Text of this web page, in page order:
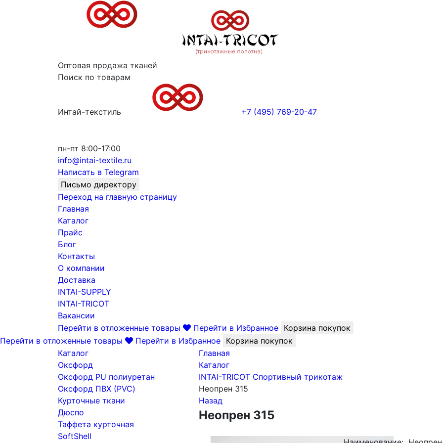
Оптовая продажа тканей
Поиск по товарам
Интай-текстиль +7 (495) 769-20-47
пн-пт 8:00-17:00
info@intai-textile.ru
Написать в Telegram
Письмо директору
Переход на главную страницу
Главная
Каталог
Прайс
Блог
Контакты
О компании
Доставка
INTAI-SUPPLY
INTAI-TRICOT
Вакансии
Перейти в отложенные товары
Перейти в Избранное Корзина покупок
Перейти в отложенные товары
Перейти в Избранное Корзина покупок
Каталог
Оксфорд
Оксфорд PU полиуретан
Оксфорд ПВХ (PVC)
Курточные ткани
Дюспо
Таффета курточная
SoftShell
Главная
Каталог
INTAI-TRICOT Спортивный трикотаж
Неопрен 315
Назад
Неопрен 315